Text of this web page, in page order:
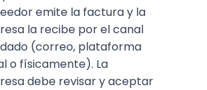
emite la factura y la
la recibe por el canal
(correo, plataforma
o físicamente). La
debe revisar y aceptar